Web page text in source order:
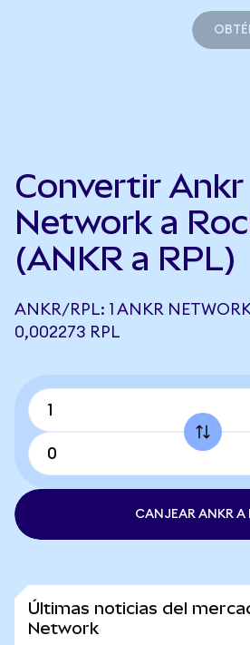
Convertir Ankr
Network a
(ANKR a RPL)
ANKR/RPL: 1 ANKR
0,002273 RPL
CANJEAR ANKR A
Últimas noticias del
Network